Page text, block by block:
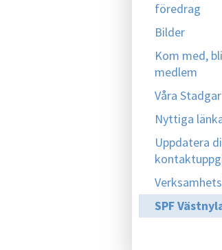
föredrag
Bilder
Kom med, bli
medlem
Våra Stadgar
Nyttiga
Uppdatera
SPF